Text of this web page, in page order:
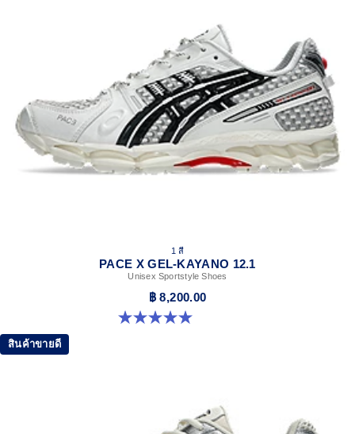
1 สี
PACE X GEL-KAYANO 12.1
Unisex Sportstyle Shoes
฿ 8,200.00
5.0 จาก 5 ดาว 3 รีวิว
สินค้าขายดี